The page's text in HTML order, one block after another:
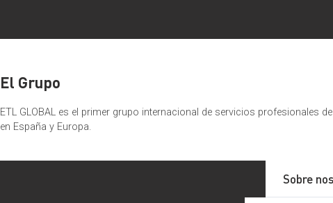
El Grupo
ETL GLOBAL es el primer grupo internacional de servicios profesionales
en España y Europa.
Sobre